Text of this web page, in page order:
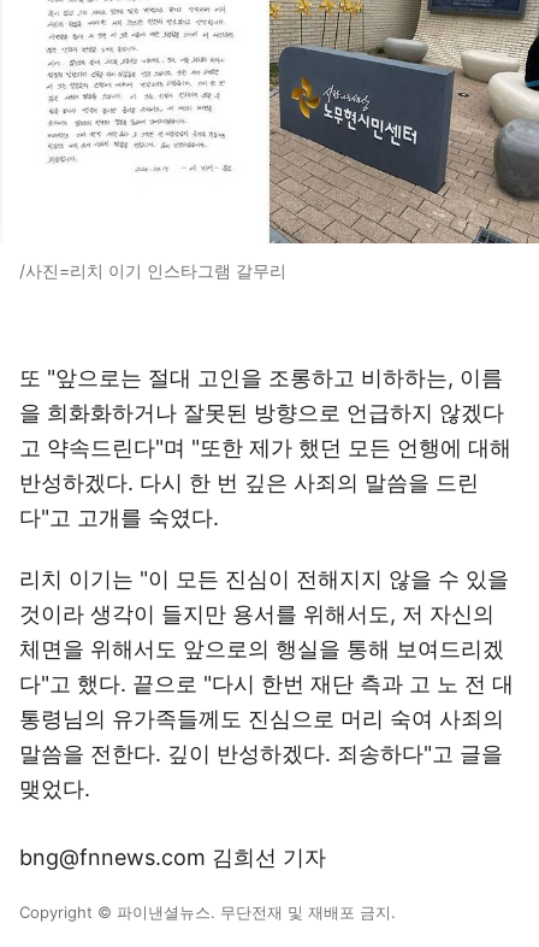
/사진=리치 이기 인스타그램 갈무리
또 "앞으로는 절대 고인을 조롱하고 비하하는, 이름
을 희화화하거나 잘못된 방향으로 언급하지 않겠다
고 약속드린다"며 "또한 제가 했던 모든 언행에 대해
반성하겠다. 다시 한 번 깊은 사죄의 말씀을 드린
다"고 고개를 숙였다.
리치 이기는 "이 모든 진심이 전해지지 않을 수 있을
것이라 생각이 들지만 용서를 위해서도, 저 자신의
체면을 위해서도 앞으로의 행실을 통해 보여드리겠
다"고 했다. 끝으로 "다시 한번 재단 측과 고 노 전 대
통령님의 유가족들께도 진심으로 머리 숙여 사죄의
말씀을 전한다. 깊이 반성하겠다. 죄송하다"고 글을
맺었다.
bng@fnnews.com 김희선 기자
Copyright © 파이낸셜뉴스. 무단전재 및 재배포 금지.